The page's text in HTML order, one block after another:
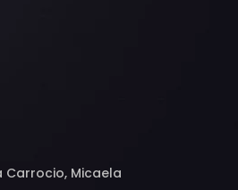
Carrocio, Micaela